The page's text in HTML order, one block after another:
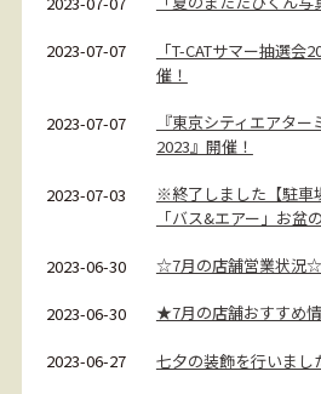
2023-07-07
「T-CATサマー抽選
催！
2023-07-07
『東京シティエアタ
2023』開催！
2023-07-03
※終了しました【駐車
「バス&エアー」お盆
2023-06-30 ☆7月の店舗営業状況☆
2023-06-30 ★7月の店舗おすすめ
2023-06-27 七夕の装飾を行いまし